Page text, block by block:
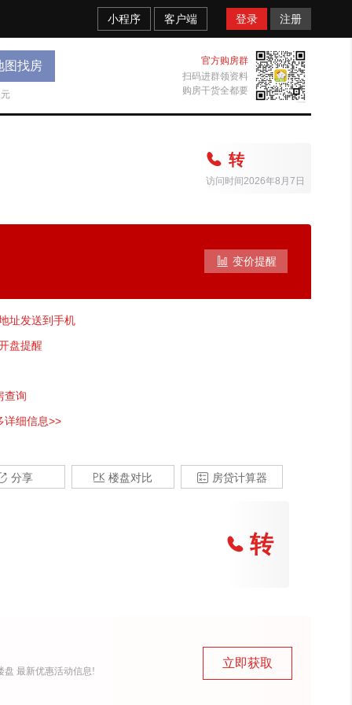
小程序 客户端 登录 注册
图找房
官方购房群
扫码进群领资料
购房干货全都要
 转
访问时间2026年8月7日
 变价提醒
址发送到手机
盘提醒
查询
详细信息>>
分享  楼盘对比  房贷计算器
 转
盘 最新优惠活动信息!
立即获取